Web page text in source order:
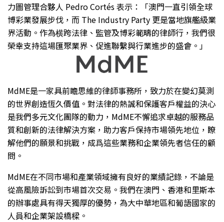
力圖管理合夥人 Pedro Cortés 表示：「澳門一直引領全球
博彩業發展步伐，而 The Industry Party 更是當地旗艦級業
界活動。作為横跨法律、監管及博彩範疇的律師行，我們很
榮幸支持這場匯聚業界、促進聯繫與行業進步的盛會。」
MdME是一家具前瞻思維的律師事務所，致力於在變幻莫測
的世界創造恆久價值。對法律的熱誠和保護客戶權益的決心
是我們多元文化團隊的動力，MdME不懈追求卓越的服務品
質和創新的法律解決方案，助力客戶保持市場領先地位，瞭
解他們的願景和挑戰，成爲這些業務和企業領先者信任的顧
問。
MdME在不同市場和產業領域擁有良好的業績記錄，不論是
從高風險訴訟到市場首次交易。我們在澳門、香港和里斯本
的辦事處具有得天獨厚的優勢，為大中華地區和葡語國家的
人員和企業架設橋樑。